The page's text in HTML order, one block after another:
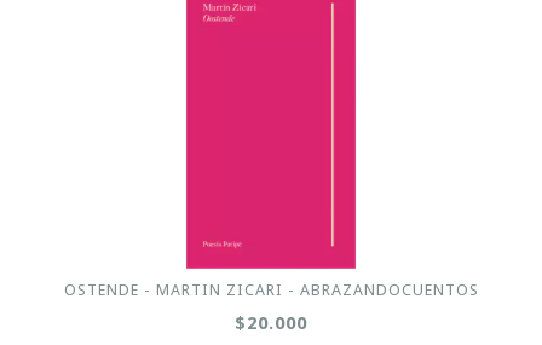
OSTENDE - MARTIN ZICARI - ABRAZANDOCUENTOS
$20.000